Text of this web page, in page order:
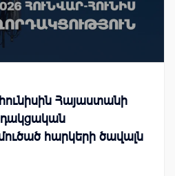
Հայաստանի
մուծած հարկերի ծավալն